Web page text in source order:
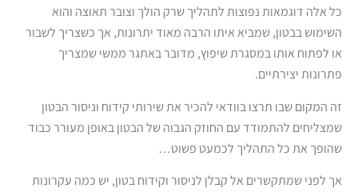
כל אלה דוגמאות נפוצות לתהליך שרק הולך וצובר תאוצה והוא
השימוש בבטון, שמביא איתו הרבה מאוד יתרונות, אך כשצריך לשבור
או לפתוח אותו במסגרת שיפוץ, מדובר באתגר ממשי שמצריך
פתרונות יצירתיים.
זה המקום שבו תרצו בוודאי להכיר את שירותי קידוח וניסור הבטון
שמצליחים להתמודד עם החוזק הגבוה של הבטון באופן מעורר כבוד
שהופך את כל התהליך לכמעט פשוט…
אך לפני שמתקשרים אל קבלן לניסור וקידוח בטון, יש כמה עקרונות